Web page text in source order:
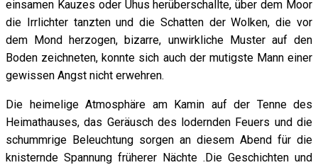
einsamen Kauzes oder Uhus herüberschallte, über dem Moor
die Irrlichter tanzten und die Schatten der Wolken, die vor
dem Mond herzogen, bizarre, unwirkliche Muster auf den
Boden zeichneten, konnte sich auch der mutigste Mann einer
gewissen Angst nicht erwehren.
Die heimelige Atmosphäre am Kamin auf der Tenne des
Heimathauses, das Geräusch des lodernden Feuers und die
schummrige Beleuchtung sorgen an diesem Abend für die
knisternde Spannung früherer Nächte .Die Geschichten und